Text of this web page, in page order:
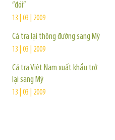
“đói”
13 | 03 | 2009
Cá tra lại thông đường sang Mỹ
13 | 03 | 2009
Cá tra Việt Nam xuất khẩu trở
lại sang Mỹ
13 | 03 | 2009